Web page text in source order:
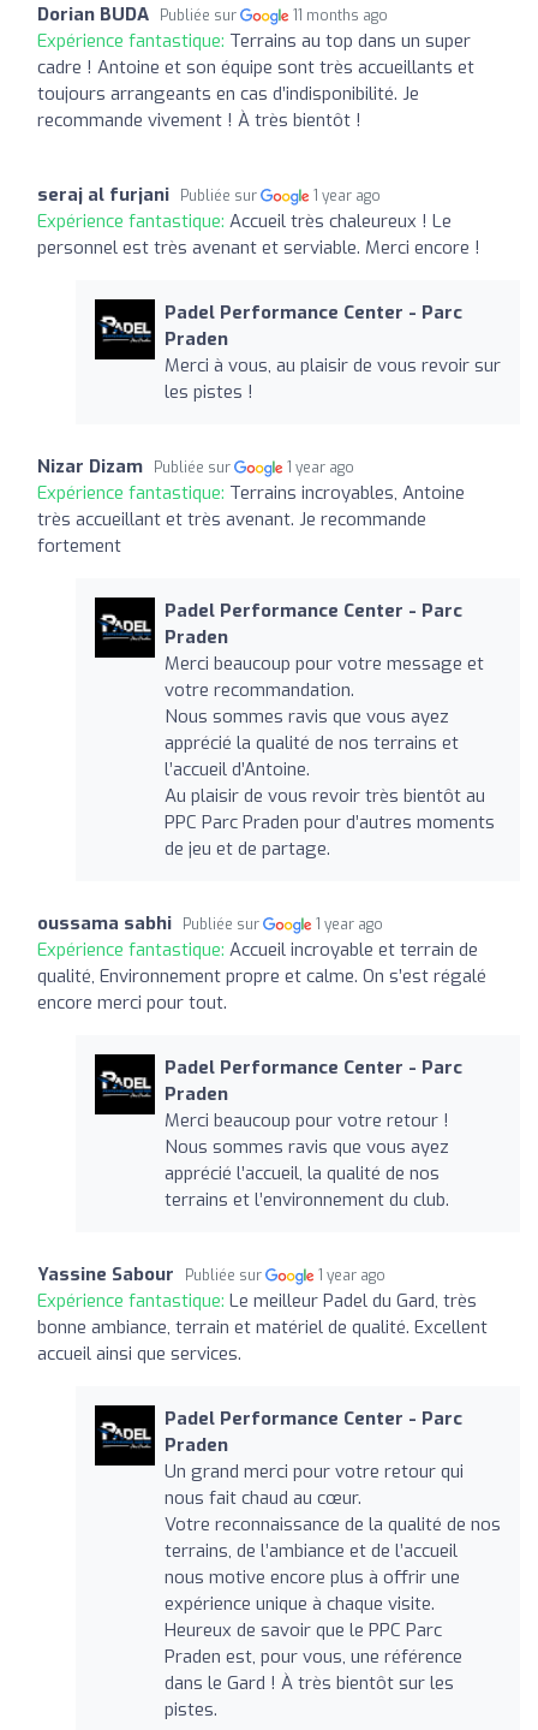
Dorian BUDA Publiée sur 11 months ago
Expérience fantastique: Terrains au top dans un super
cadre ! Antoine et son équipe sont très accueillants et
toujours arrangeants en cas d’indisponibilité. Je
recommande vivement ! À très bientôt !
seraj al furjani Publiée sur 1 year ago
Expérience fantastique: Accueil très chaleureux ! Le
personnel est très avenant et serviable. Merci encore !
Padel Performance Center - Parc
Praden
Merci à vous, au plaisir de vous revoir sur
les pistes !
Nizar Dizam Publiée sur 1 year ago
Expérience fantastique: Terrains incroyables, Antoine
très accueillant et très avenant. Je recommande
fortement
Padel Performance Center - Parc
Praden
Merci beaucoup pour votre message et
votre recommandation.
Nous sommes ravis que vous ayez
apprécié la qualité de nos terrains et
l’accueil d’Antoine.
Au plaisir de vous revoir très bientôt au
PPC Parc Praden pour d’autres moments
de jeu et de partage.
oussama sabhi Publiée sur 1 year ago
Expérience fantastique: Accueil incroyable et terrain de
qualité, Environnement propre et calme. On s’est régalé
encore merci pour tout.
Padel Performance Center - Parc
Praden
Merci beaucoup pour votre retour !
Nous sommes ravis que vous ayez
apprécié l’accueil, la qualité de nos
terrains et l’environnement du club.
Yassine Sabour Publiée sur 1 year ago
Expérience fantastique: Le meilleur Padel du Gard, très
bonne ambiance, terrain et matériel de qualité. Excellent
accueil ainsi que services.
Padel Performance Center - Parc
Praden
Un grand merci pour votre retour qui
nous fait chaud au cœur.
Votre reconnaissance de la qualité de nos
terrains, de l’ambiance et de l’accueil
nous motive encore plus à offrir une
expérience unique à chaque visite.
Heureux de savoir que le PPC Parc
Praden est, pour vous, une référence
dans le Gard ! À très bientôt sur les
pistes.